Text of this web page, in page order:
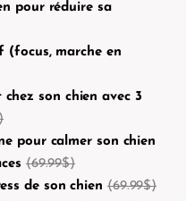
pour réduire sa
(focus, marche en
son chien avec 3
pour calmer son chien
(69.99$)
de son chien (69.99$)